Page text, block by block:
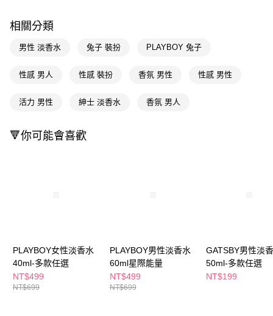
「AFTEE先享後付」，若未經同意申辦者引起之損失，本公司不負相關責
任。
４．使用「AFTEE先享後付」時，將依據個別帳號之用戶狀況，依本公司即
時審查核予不同之上限額度；若仍有額度不足之情形，本公司將視審查結果
５．嚴禁一人註冊多個帳號或使用他人資訊註冊。若發現惡意使用之情形，
每筆NT$100，滿NT$790(含以上)免運費
每筆NT$80，滿NT$290(含以上)免運費
相關分類
男性 淡香水 兔子 裝扮 PLAYBOY 兔子
性感 男人 性感 裝扮 香氛 男性 性感 男性
活力 男性 紳士 淡香水 香氛 男人
🔻你可能會喜歡
PLAYBOY女性淡香水
40ml-多款任選
NT$499
NT$699
PLAYBOY男性淡香水
60ml星際能量
NT$499
NT$699
GATSBY男性淡
50ml-多款任選
NT$199